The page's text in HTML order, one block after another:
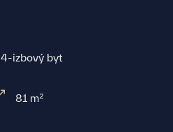
4-izbový byt
81 m²